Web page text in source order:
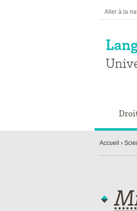
Aller à la
Accueil